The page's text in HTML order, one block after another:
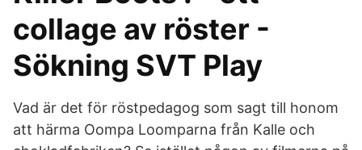
collage av röster -
Sökning SVT Play
Vad är det för röstpedagog som sagt till honom
att härma Oompa Loomparna från Kalle och